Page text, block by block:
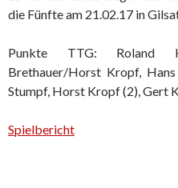
die Fünfte am 21.02.17 in
Punkte TTG: Roland
Brethauer/Horst Kropf,
Stumpf, Horst Kropf (2), Gert
Spielbericht